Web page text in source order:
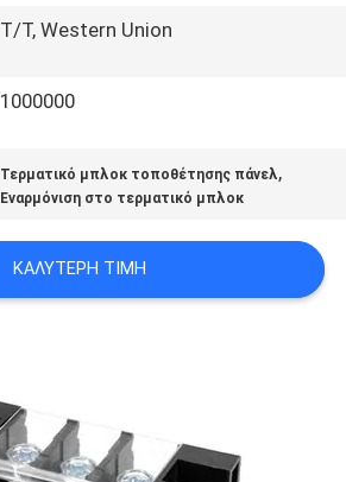
T/T, Western Union
1000000
Τερματικό μπλοκ τοποθέτησης πάνελ,
Εναρμόνιση στο τερματικό μπλοκ
ΚΑΛΎΤΕΡΗ ΤΙΜΉ